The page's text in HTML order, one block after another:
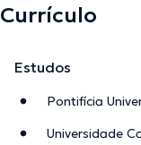
Currículo
Estudos
Pontifícia
Universidade